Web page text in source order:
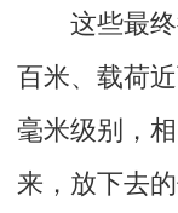
这些最终
百米、载荷
毫米级别，
来，放下去